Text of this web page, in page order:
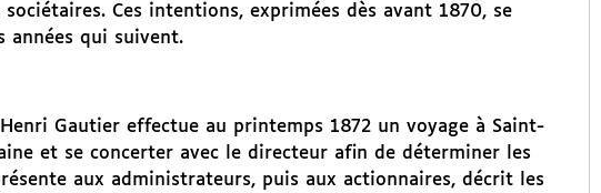
Ces intentions, exprimées dès avant 1870, se
années qui suivent.
Gautier effectue au printemps 1872 un voyage à Saint-
et se concerter avec le directeur afin de déterminer les
aux administrateurs, puis aux actionnaires, décrit les